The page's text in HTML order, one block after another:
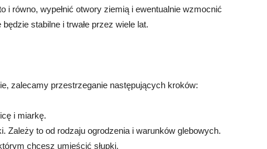
i równo, wypełnić otwory ziemią i ewentualnie wzmocnić
stabilne i trwałe przez wiele lat.
zalecamy przestrzeganie następujących kroków:
i miarkę.
Zależy to od rodzaju ogrodzenia i warunków glebowych.
chcesz umieścić słupki.